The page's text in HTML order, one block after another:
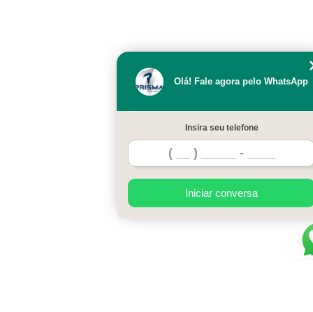
Olá! Fale agora pelo WhatsApp
Insira seu telefone
Iniciar conversa